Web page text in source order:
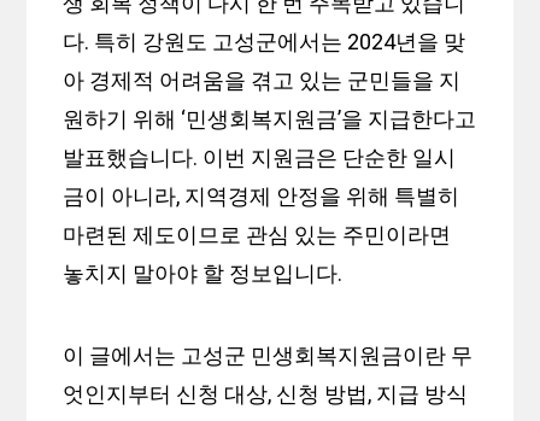
다. 특히 강원도 고성군에서는 2024년을 맞
아 경제적 어려움을 겪고 있는 군민들을 지
원하기 위해 ‘민생회복지원금’을 지급한다고
발표했습니다. 이번 지원금은 단순한 일시
금이 아니라, 지역경제 안정을 위해 특별히
마련된 제도이므로 관심 있는 주민이라면
놓치지 말아야 할 정보입니다.
이 글에서는 고성군 민생회복지원금이란 무
엇인지부터 신청 대상, 신청 방법, 지급 방식